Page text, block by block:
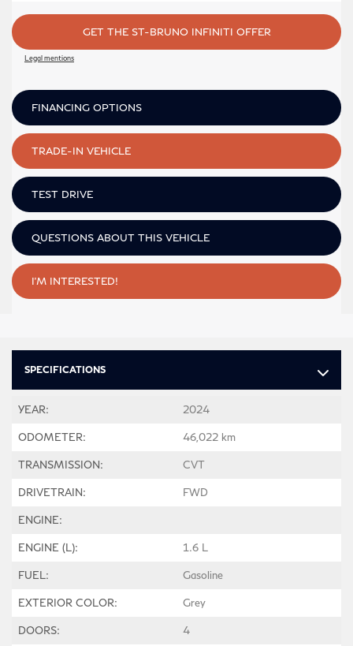
SPECIFICATIONS
YEAR: 2024
ODOMETER: 46,022 km
TRANSMISSION: CVT
DRIVETRAIN: FWD
ENGINE:
ENGINE (L): 1.6 L
FUEL: Gasoline
EXTERIOR COLOR: Grey
DOORS: 4
GET THE ST-BRUNO INFINITI OFFER
Legal mentions
FINANCING OPTIONS
TRADE-IN VEHICLE
TEST DRIVE
QUESTIONS ABOUT THIS VEHICLE
I'M INTERESTED!